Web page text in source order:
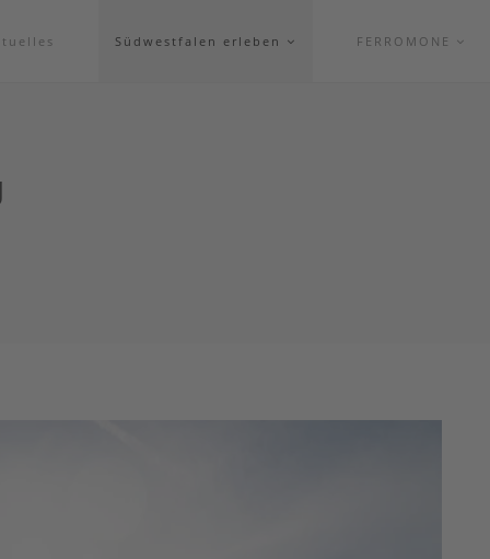
Südwestfalen erleben FERROMONE